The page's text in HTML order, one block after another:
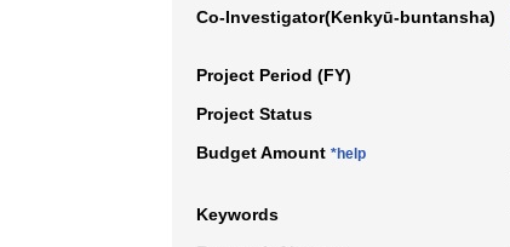
Co-Investigator(Kenkyū-buntansha)
Project Period (FY)
Project Status
Budget Amount *help
Keywords